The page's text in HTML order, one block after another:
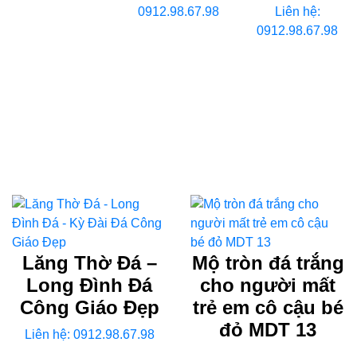
0912.98.67.98
Liên hệ:
0912.98.67.98
Lăng Thờ Đá –
Long Đình Đá
Công Giáo Đẹp
Liên hệ: 0912.98.67.98
Mộ tròn đá trắng
cho người mất
trẻ em cô cậu bé
đỏ MDT 13